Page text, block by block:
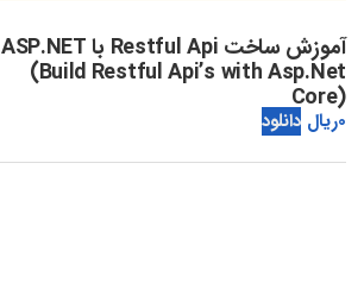
آموزش ساخت Restful Api با ASP.NET
(Build Restful Api’s with Asp.Net
Core)
0ریال دانلود